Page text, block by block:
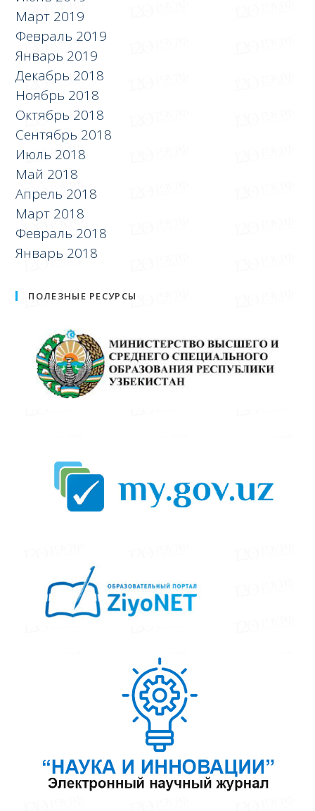
Март 2019
Февраль 2019
Январь 2019
Декабрь 2018
Ноябрь 2018
Октябрь 2018
Сентябрь 2018
Июль 2018
Май 2018
Апрель 2018
Март 2018
Февраль 2018
Январь 2018
ПОЛЕЗНЫЕ РЕСУРСЫ